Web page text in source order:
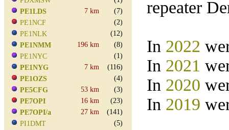
PE1LDS
7 km
(7)
PE1NCF
(2)
PE1NLK
(12)
PE1NMM
196 km
(8)
PE1NYC
(1)
PE1NYG
7 km
(116)
PE1OZS
(4)
PE5CFG
53 km
(3)
PE7OPI
16 km
(23)
PE7OPI/a
27 km
(141)
PI1DMT
(5)
repeater
In 2022
In 2021
In 2020
In 2019